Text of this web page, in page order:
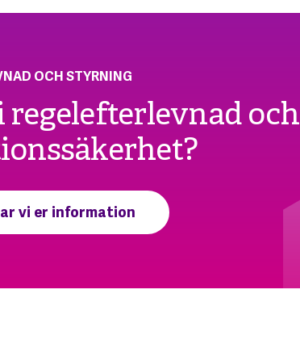
OCH STYRNING
regelefterlevnad och
vi er information